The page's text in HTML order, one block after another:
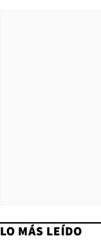
LO MÁS LEÍDO